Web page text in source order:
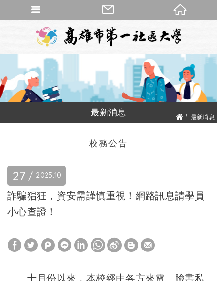
最新消息
最新消息
校務公告
27 10
2025
詐騙猖狂，資安需謹慎重視！網路訊息請學員
小心查證！
十月份以來，本校經由各方來電、臉書私